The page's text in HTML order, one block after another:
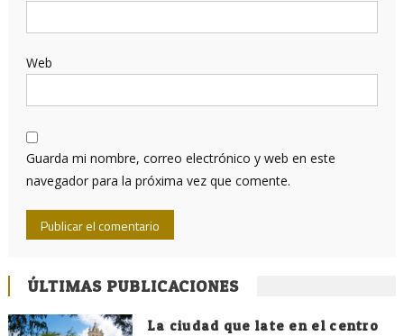
Web
Guarda mi nombre, correo electrónico y web en este
navegador para la próxima vez que comente.
ÚLTIMAS PUBLICACIONES
La ciudad que late en el centro